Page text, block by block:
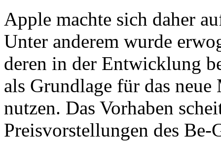
Apple machte sich daher
Unter anderem wurde
deren in der Entwicklung
als Grundlage für das
nutzen. Das Vorhaben
Preisvorstellungen des Be-